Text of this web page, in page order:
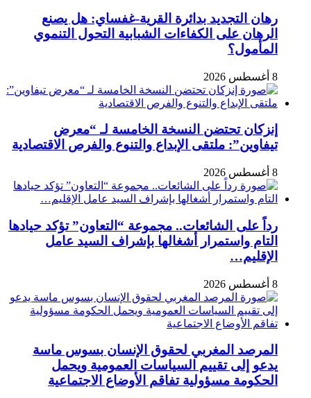
رهان التجديد بدائرة القرية-غفساي: هل يصنع
الرهان على الكفاءات الشبابية التحول التنموي
المأمول؟
8 أغسطس 2026
إنزكان تحتضن النسخة الخامسة لـ “معرض
تيفاوين”: ملتقى الإبداع والتنوع والفرص الاقتصادية
8 أغسطس 2026
رداً على الشائعات.. مجموعة “التعاون” تؤكد حيادها
التام واستمرار أشغالها بإشراف السيد عامل
الإقليم…
8 أغسطس 2026
المرصد المغربي لحقوق الإنسان بسوس ماسة
يدعو إلى تقييم السياسات العمومية ويحمل
الحكومة مسؤولية تفاقم الأوضاع الاجتماعية